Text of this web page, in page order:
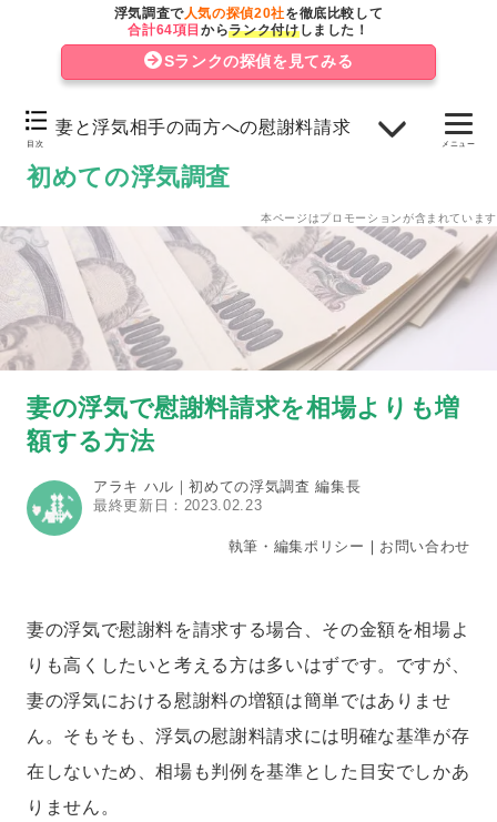
初めての浮気調査
メニュー
本ページはプロモーションが含まれています
妻の浮気で慰謝料請求を相場よりも増
額する方法
アラキ ハル｜初めての浮気調査 編集長
最終更新日：2023.02.23
執筆・編集ポリシー ｜ お問い合わせ
妻の浮気で慰謝料を請求する場合、その金額を相場よ
りも高くしたいと考える方は多いはずです。ですが、
妻の浮気における慰謝料の増額は簡単ではありませ
ん。そもそも、浮気の慰謝料請求には明確な基準が存
在しないため、相場も判例を基準とした目安でしかあ
りません。
目次
妻と浮気相手の両方への慰謝料請求
妻の浮気における慰謝料の請求先
妻または浮気相手どちらか片方への慰謝料請求
浮気相手に慰謝料を請求する場合
妻と浮気相手の両方への慰謝料請求
妻の浮気で慰謝料請求するための条件
浮気調査で人気の探偵20社を徹底比較して
合計64項目からランク付けしました！
Sランクの探偵を見てみる